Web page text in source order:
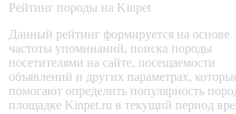
Рейтинг породы на Kinpet
Данный рейтинг формируется на основе
частоты упоминаний, поиска породы
посетителями на сайте, посещаемости
объявлений и других параметрах,
помогают определить популярность
площадке Kinpet.ru в текущий период